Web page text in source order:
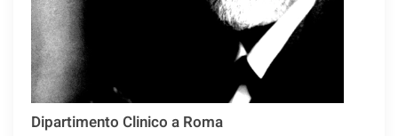
Dipartimento Clinico a Roma